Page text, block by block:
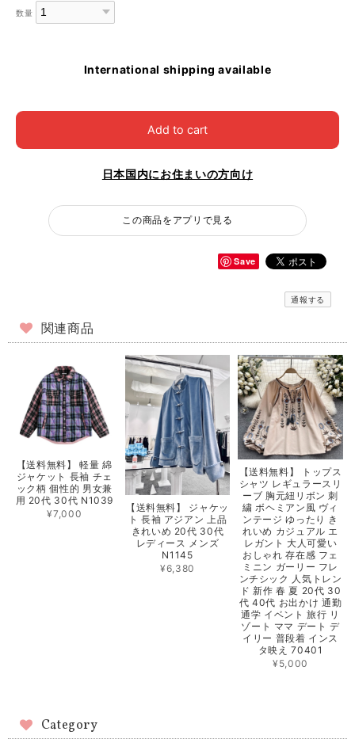
数量
International shipping available
Add to cart
日本国内にお住まいの方向け
この商品をアプリで見る
Save
通報する
関連商品
【送料無料】 軽量 綿
ジャケット 長袖 チェ
ック柄 個性的 男女兼
用 20代 30代 N1039
¥7,000
【送料無料】 ジャケッ
ト 長袖 アジアン 上品
きれいめ 20代 30代
レディース メンズ
N1145
¥6,380
【送料無料】 トップス
シャツ レギュラースリ
ーブ 胸元紐リボン 刺
繍 ボヘミアン風 ヴィ
ンテージ ゆったり き
れいめ カジュアル エ
レガント 大人可愛い
おしゃれ 存在感 フェ
ミニン ガーリー フレ
ンチシック 人気トレン
ド 新作 春 夏 20代 30
代 40代 お出かけ 通勤
通学 イベント 旅行 リ
ゾート ママ デート デ
イリー 普段着 インス
タ映え 70401
¥5,000
Category